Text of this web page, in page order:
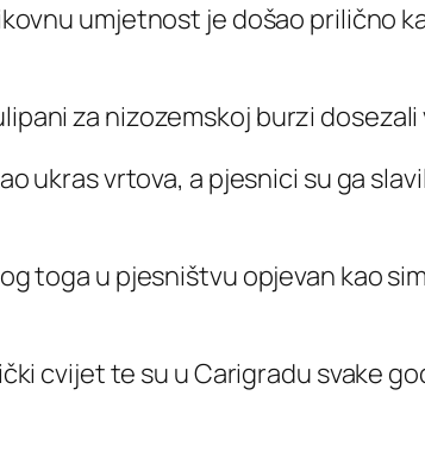
umjetnost je došao prilično
za nizozemskoj burzi
ukras vrtova, a pjesnici su ga
toga u pjesništvu opjevan kao
cvijet te su u Carigradu svake